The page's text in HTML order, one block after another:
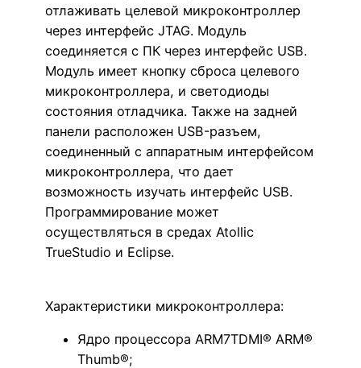
отлаживать целевой микроконтроллер
через интерфейс JTAG. Модуль
соединяется с ПК через интерфейс USB.
Модуль имеет кнопку сброса целевого
микроконтроллера, и светодиоды
состояния отладчика. Также на задней
панели расположен USB-разъем,
соединенный с аппаратным интерфейсом
микроконтроллера, что дает
возможность изучать интерфейс USB.
Программирование может
осуществляться в средах Atollic
TrueStudio и Eclipse.
Характеристики микроконтроллера:
Ядро процессора ARM7TDMI® ARM®
Thumb®;